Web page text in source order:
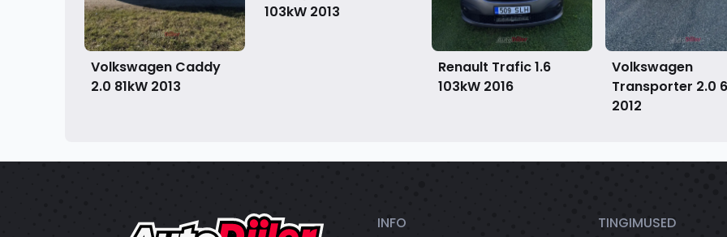
Volkswagen Caddy
2.0 81kW 2013
103kW 2013
Renault Trafic 1.6
103kW 2016
Volkswagen
Transporter 2.0
2012
INFO TINGIMUSED